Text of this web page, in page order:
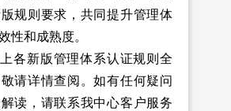
规则要求，共同提升管理体
性和成熟度。
各新版管理体系认证规则全
请详情查阅。如有任何疑问
读，请联系我中心客户服务